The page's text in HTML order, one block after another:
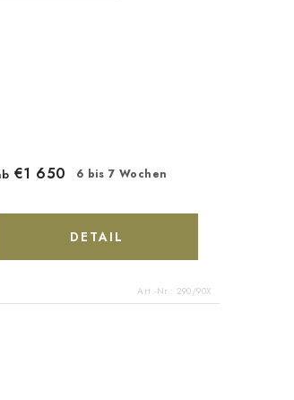
6 bis 7 Wochen
€1 650
DETAIL
Art.-Nr.: 290/90X